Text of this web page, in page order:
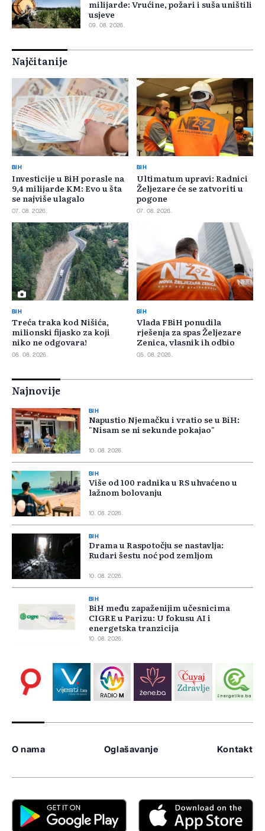
milijarde: Vrućine, požari i suša uništili
usjeve
09. 08. 2026.
Najčitanije
BIH
Investicije u BiH porasle na
9,4 milijarde KM: Evo u šta
se najviše ulagalo
07. 08. 2026.
BIH
Ultimatum upravi: Radnici
Željezare će se zatvoriti u
pogone
07. 08. 2026.
BIH
Treća traka kod Nišića,
milionski fijasko za koji
niko ne odgovara!
08. 08. 2026.
BIH
Vlada FBiH ponudila
rješenja za spas Željezare
Zenica, vlasnik ih odbio
05. 08. 2026.
Najnovije
BIH
Napustio Njemačku i vratio se u BiH:
"Nisam se ni sekunde pokajao"
10. 08. 2026.
BIH
Više od 100 radnika u RS uhvaćeno u
lažnom bolovanju
10. 08. 2026.
BIH
Drama u Raspotočju se nastavlja:
Rudari šestu noć pod zemljom
10. 08. 2026.
BIH
BiH među zapaženijim učesnicima
CIGRE u Parizu: U fokusu AI i
energetska tranzicija
10. 08. 2026.
O nama Oglašavanje Kontakt